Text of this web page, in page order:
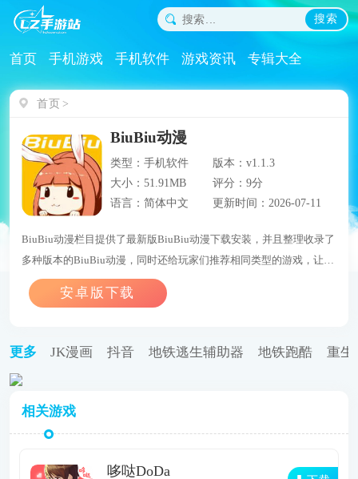
搜索
首页 手机游戏 手机软件 游戏资讯 专辑大全
首页
BiuBiu动漫
类型：手机软件
版本：v1.1.3
大小：51.91MB
评分：9分
语言：简体中文
更新时间：2026-07-11
BiuBiu动漫栏目提供了最新版BiuBiu动漫下载安装，并且整理收录了
多种版本的BiuBiu动漫，同时还给玩家们推荐相同类型的游戏，让用
户们能够在这里找到自己喜欢的游戏。
更多 JK漫画 抖音 地铁逃生辅助器 地铁跑酷 重生
相关游戏
哆哒DoDa